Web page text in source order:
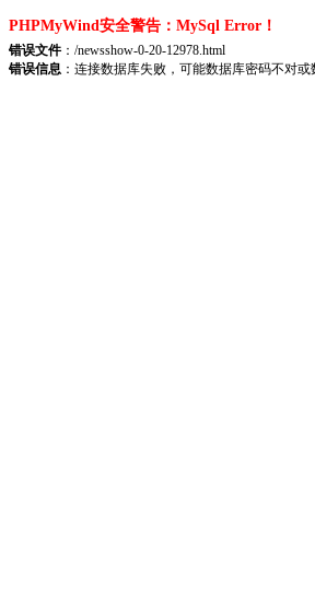
PHPMyWind安全警告：MySql Error！
错误文件：/newsshow-0-20-12978.html
错误信息 ：连接数据库失败，可能数据库密码不对或